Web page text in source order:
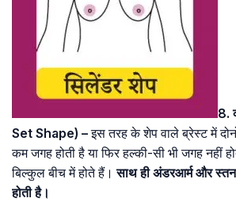
8.
Set Shape) –इस तरह के शेप वाले ब्रेस्ट में
कम जगह होती है या फिर हल्की-सी भी जगह नहीं
बिल्कुल बीच में होते हैं।साथ ही अंडरआर्म और
होती है।